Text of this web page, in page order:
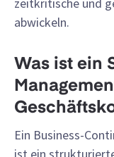
zeitkritische und
abwickeln.
Was ist ein
Ein Business-